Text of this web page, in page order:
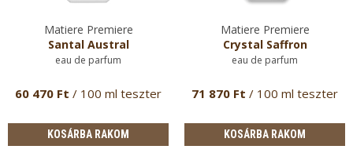
Matiere Premiere
Santal Austral
eau de parfum
60 470 Ft / 100 ml teszter
KOSÁRBA RAKOM
Matiere Premiere
Crystal Saffron
eau de parfum
71 870 Ft / 100 ml teszter
KOSÁRBA RAKOM